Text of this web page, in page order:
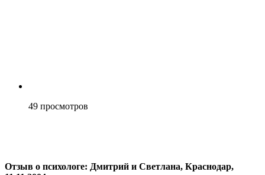
49 просмотров
Отзыв о психологе: Дмитрий и Светлана, Краснодар,